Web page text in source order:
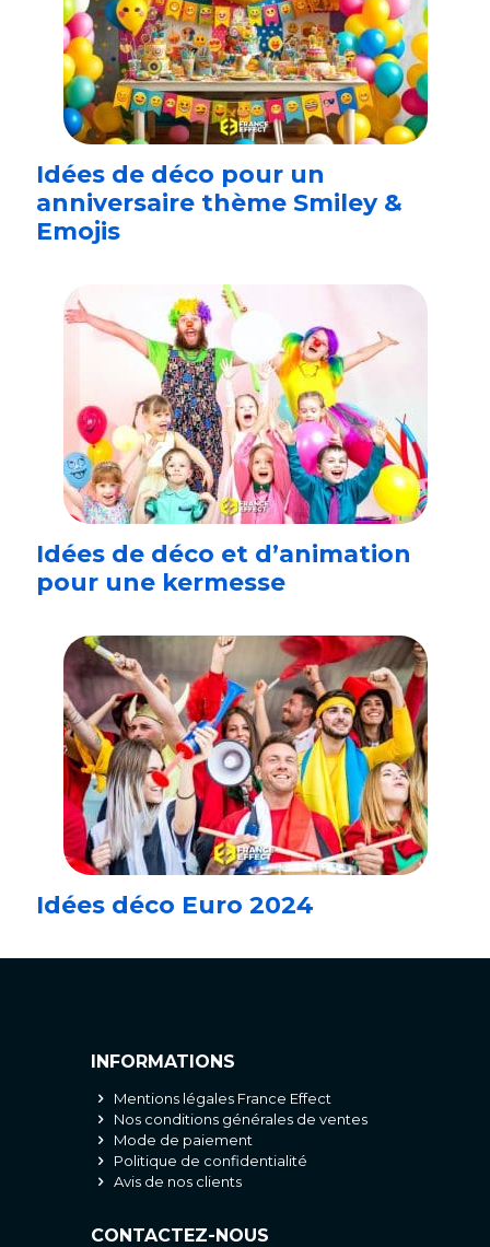
Idées de déco pour un
anniversaire thème Smiley &
Emojis
Idées de déco et d’animation
pour une kermesse
Idées déco Euro 2024
INFORMATIONS
Mentions légales France Effect
Nos conditions générales de ventes
Mode de paiement
Politique de confidentialité
Avis de nos clients
CONTACTEZ-NOUS